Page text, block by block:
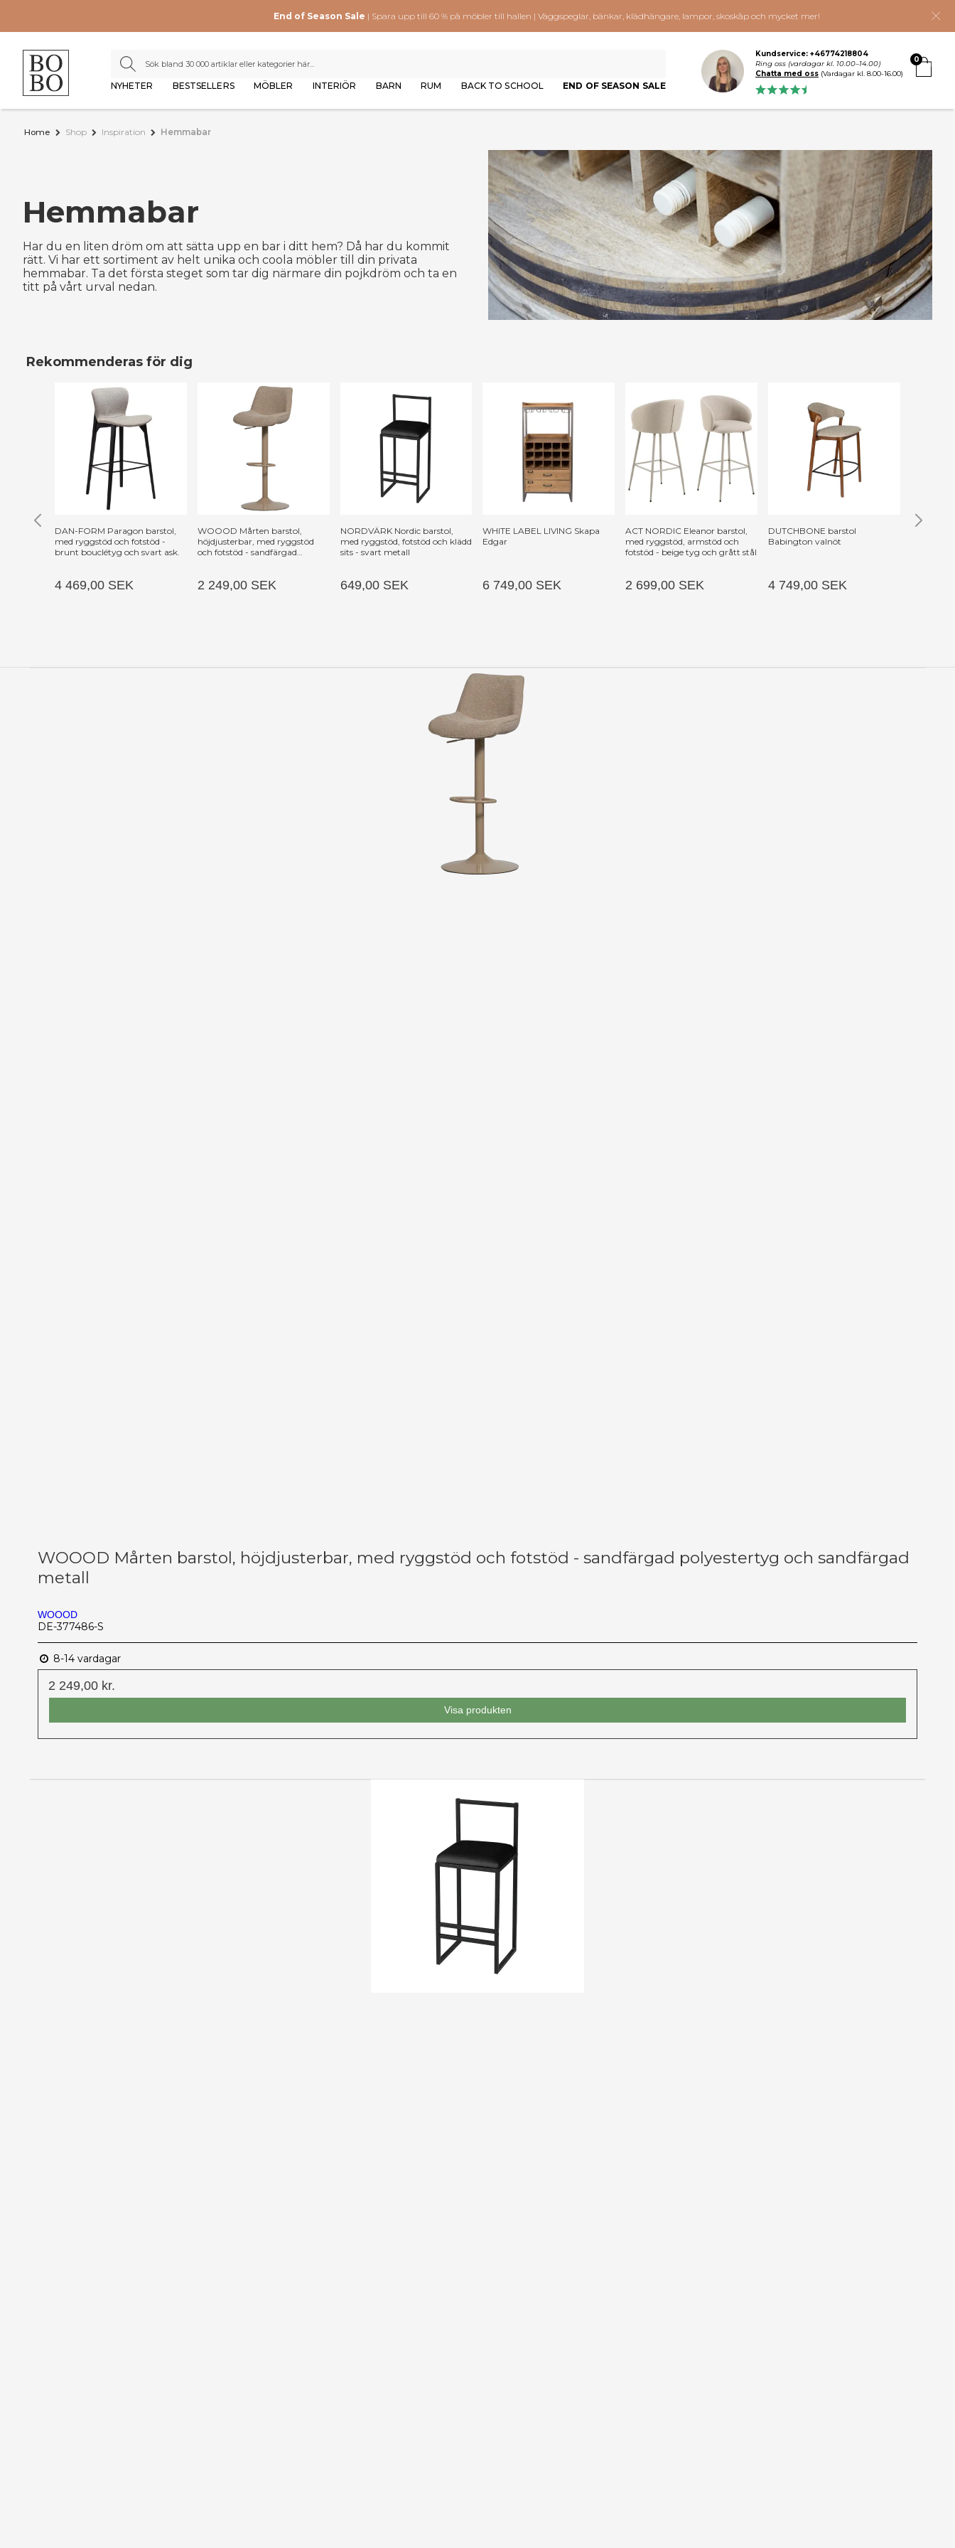
End of Season Sale | Spara upp till 60 % på möbler till hallen | Väggspeglar, bänkar, klädhängare, lampor, skoskåp och mycket mer!
NYHETER BESTSELLERS MÖBLER INTERIÖR BARN RUM BACK TO SCHOOL END OF SEASON SALE
0
Kundservice: +46774218804
Ring oss (vardagar kl. 10.00–14.00)
Chatta med oss (Vardagar kl. 8.00-16.00)
Home Shop Inspiration Hemmabar
Hemmabar
Har du en liten dröm om att sätta upp en bar i ditt hem? Då har du kommit
rätt. Vi har ett sortiment av helt unika och coola möbler till din privata
hemmabar. Ta det första steget som tar dig närmare din pojkdröm och ta en
titt på vårt urval nedan.
Rekommenderas för dig
DAN-FORM Paragon barstol,
med ryggstöd och fotstöd -
brunt bouclétyg och svart ask.
4 469,00 SEK
WOOOD Mårten barstol,
höjdjusterbar, med ryggstöd
och fotstöd - sandfärgad
2 249,00 SEK
NORDVÄRK Nordic barstol,
med ryggstöd, fotstöd och klädd
sits - svart metall
649,00 SEK
WHITE LABEL LIVING Skapa
Edgar
6 749,00 SEK
ACT NORDIC Eleanor barstol,
med ryggstöd, armstöd och
fotstöd - beige tyg och grått stål
2 699,00 SEK
DUTCHBONE barstol
Babington valnöt
4 749,00 SEK
WOOOD Mårten barstol, höjdjusterbar, med ryggstöd och fotstöd - sandfärgad polyestertyg och sandfärgad
metall
WOOOD
DE-377486-S
8-14 vardagar
2 249,00 kr.
Visa produkten